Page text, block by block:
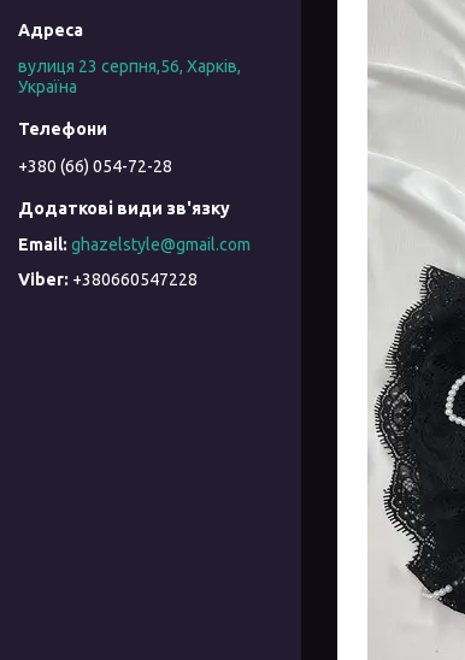
вулиця 23 серпня,56, Харків,
Україна
+380 (66) 054-72-28
ghazelstyle@gmail.com
+380660547228